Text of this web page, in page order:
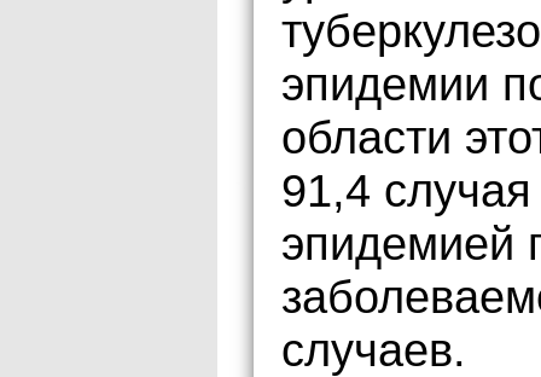
эпидемии
области
91,4
эпидемией
случаев.